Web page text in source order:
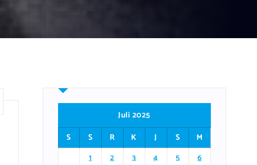
Juli 2025
S
S R K J S
M
1
2 3 4 5
6